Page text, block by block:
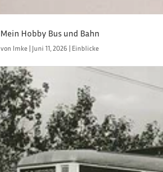
Mein Hobby Bus und Bahn
von Imke | Juni 11, 2026 | Einblicke